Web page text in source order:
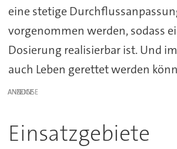
eine stetige
vorgenommen werden, sodass
Dosierung realisierbar ist. Und
auch Leben gerettet werden
ANZEIGE
Einsatzgebiete